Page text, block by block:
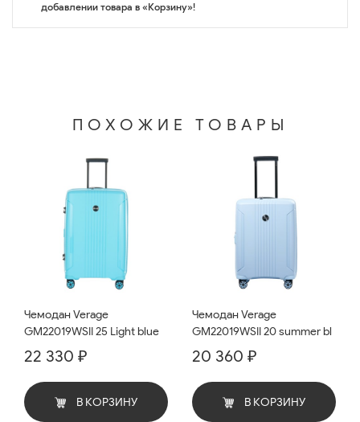
добавлении товара в «Корзину»!
ПОХОЖИЕ ТОВАРЫ
Чемодан Verage
GM22019WSII 25 Light blue
22 330 ₽
В КОРЗИНУ
Чемодан Verage
GM22019WSII 20 summer bl
20 360 ₽
В КОРЗИНУ